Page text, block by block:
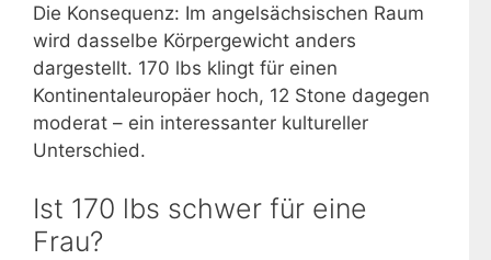
Die Konsequenz: Im angelsächsischen Raum
wird dasselbe Körpergewicht anders
dargestellt. 170 lbs klingt für einen
Kontinentaleuropäer hoch, 12 Stone dagegen
moderat – ein interessanter kultureller
Unterschied.
Ist 170 lbs schwer für eine
Frau?